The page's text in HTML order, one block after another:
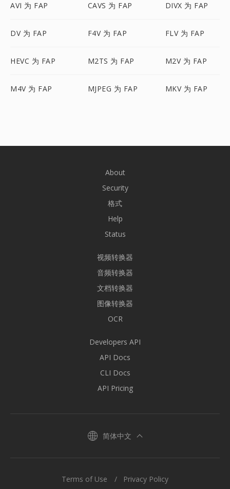
AVI 为 FAP CAVS 为 FAP DIVX 为 FAP
DV 为 FAP F4V 为 FAP FLV 为 FAP
HEVC 为 FAP M2TS 为 FAP M2V 为 FAP
M4V 为 FAP MJPEG 为 FAP MKV 为 FAP
About
Security
格式
Help
Status
视频转换器
音频转换器
文档转换器
图像转换器
OCR
Developers API
API Docs
CLI Docs
API Pricing
简体中文
Terms of Use Privacy Policy